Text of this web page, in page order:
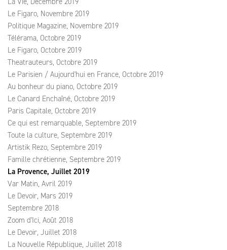
Le Figaro, Novembre 2019
Politique Magazine, Novembre 2019
Télérama, Octobre 2019
Le Figaro, Octobre 2019
Theatrauteurs, Octobre 2019
Le Parisien / Aujourd'hui en France, Octobre 2019
Au bonheur du piano, Octobre 2019
Le Canard Enchaîné, Octobre 2019
Paris Capitale, Octobre 2019
Ce qui est remarquable, Septembre 2019
Toute la culture, Septembre 2019
Artistik Rezo, Septembre 2019
Famille chrétienne, Septembre 2019
La Provence, Juillet 2019
Var Matin, Avril 2019
Le Devoir, Mars 2019
Septembre 2018
Zoom d'Ici, Août 2018
Le Devoir, Juillet 2018
La Nouvelle République, Juillet 2018